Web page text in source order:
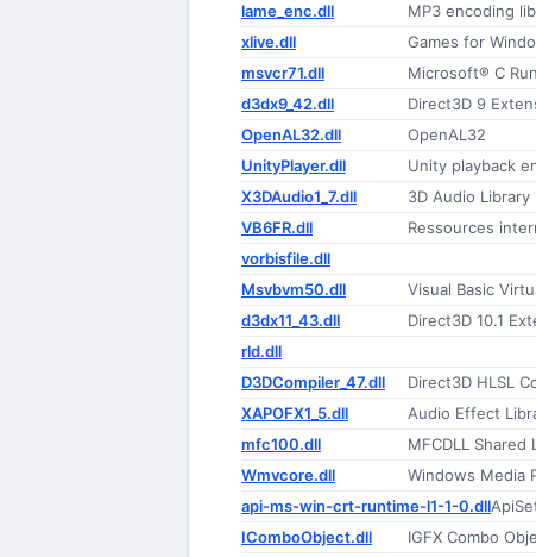
lame_enc.dll MP3 encoding
xlive.dll Games for
msvcr71.dll Microsoft® C
d3dx9_42.dll Direct3D 9
OpenAL32.dll OpenAL32
UnityPlayer.dll Unity playback
X3DAudio1_7.dll 3D Audio Library
VB6FR.dll Ressources
vorbisfile.dll
Msvbvm50.dll Visual Basic
d3dx11_43.dll Direct3D 10.1
rld.dll
D3DCompiler_47.dll Direct3D HLSL
XAPOFX1_5.dll Audio Effect
mfc100.dll MFCDLL Shared
Wmvcore.dll Windows Media
api-ms-win-crt-runtime-l1-1-0.dll
IComboObject.dll IGFX Combo